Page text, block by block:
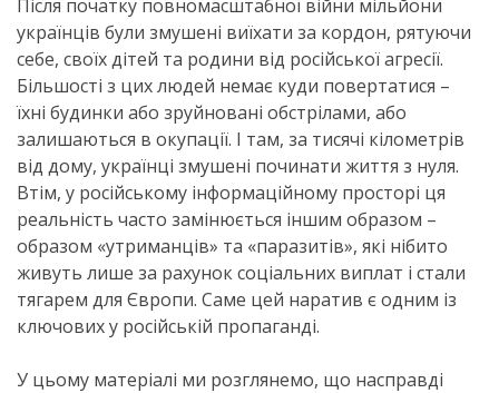
Після початку повномасштабної війни мільйони
українців були змушені виїхати за кордон, рятуючи
себе, своїх дітей та родини від російської агресії.
Більшості з цих людей немає куди повертатися –
їхні будинки або зруйновані обстрілами, або
залишаються в окупації. І там, за тисячі кілометрів
від дому, українці змушені починати життя з нуля.
Втім, у російському інформаційному просторі ця
реальність часто замінюється іншим образом –
образом «утриманців» та «паразитів», які нібито
живуть лише за рахунок соціальних виплат і стали
тягарем для Європи. Саме цей наратив є одним із
ключових у російській пропаганді.
У цьому матеріалі ми розглянемо, що насправді